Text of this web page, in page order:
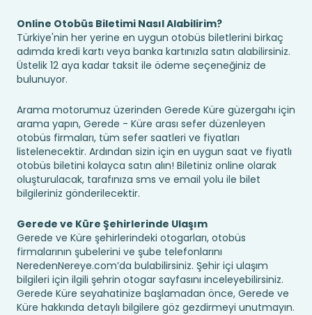
Online Otobüs Biletimi Nasıl Alabilirim?
Türkiye'nin her yerine en uygun otobüs biletlerini birkaç
adımda kredi kartı veya banka kartınızla satın alabilirsiniz.
Üstelik 12 aya kadar taksit ile ödeme seçeneğiniz de
bulunuyor.
Arama motorumuz üzerinden Gerede Küre güzergahı için
arama yapın, Gerede - Küre arası sefer düzenleyen
otobüs firmaları, tüm sefer saatleri ve fiyatları
listelenecektir. Ardından sizin için en uygun saat ve fiyatlı
otobüs biletini kolayca satın alın! Biletiniz online olarak
oluşturulacak, tarafınıza sms ve email yolu ile bilet
bilgileriniz gönderilecektir.
Gerede ve Küre Şehirlerinde Ulaşım
Gerede ve Küre şehirlerindeki otogarları, otobüs
firmalarının şubelerini ve şube telefonlarını
NeredenNereye.com’da bulabilirsiniz. Şehir içi ulaşım
bilgileri için ilgili şehrin otogar sayfasını inceleyebilirsiniz.
Gerede Küre seyahatinize başlamadan önce, Gerede ve
Küre hakkında detaylı bilgilere göz gezdirmeyi unutmayın.